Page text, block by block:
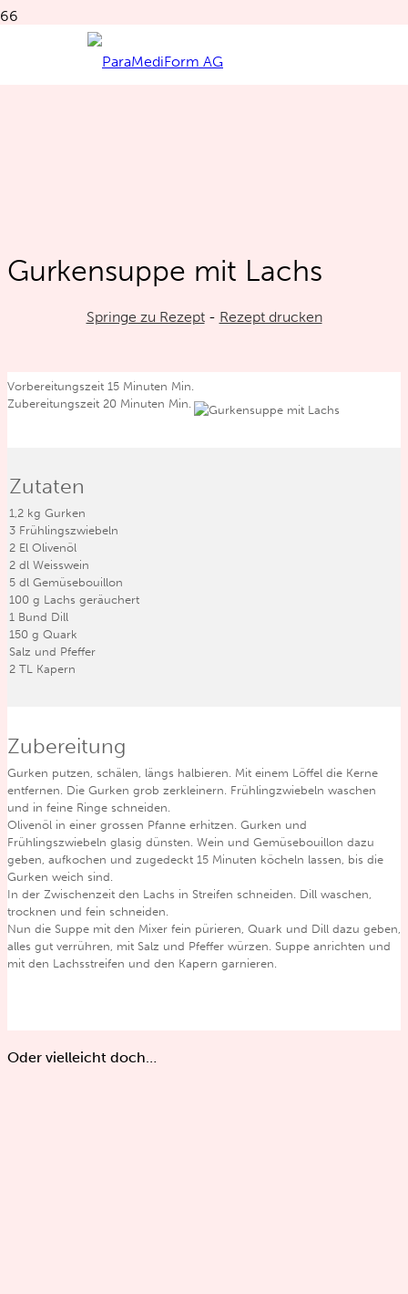
Gurkensuppe mit Lachs
Springe zu Rezept- Rezept drucken
Vorbereitungszeit 15 Minuten Min.
Zubereitungszeit 20 Minuten Min.
Zutaten
1,2 kg Gurken
3 Frühlingszwiebeln
2 El Olivenöl
2 dl Weisswein
5 dl Gemüsebouillon
100 g Lachs geräuchert
1 Bund Dill
150 g Quark
Salz und Pfeffer
2 TL Kapern
Zubereitung
Gurken putzen, schälen, längs halbieren. Mit einem Löffel die Kerne
entfernen. Die Gurken grob zerkleinern. Frühlingzwiebeln waschen
und in feine Ringe schneiden.
Olivenöl in einer grossen Pfanne erhitzen. Gurken und
Frühlingszwiebeln glasig dünsten. Wein und Gemüsebouillon dazu
geben, aufkochen und zugedeckt 15 Minuten köcheln lassen, bis die
Gurken weich sind.
In der Zwischenzeit den Lachs in Streifen schneiden. Dill waschen,
trocknen und fein schneiden.
Nun die Suppe mit den Mixer fein pürieren, Quark und Dill dazu geben,
alles gut verrühren, mit Salz und Pfeffer würzen. Suppe anrichten und
mit den Lachsstreifen und den Kapern garnieren.
Oder vielleicht doch…